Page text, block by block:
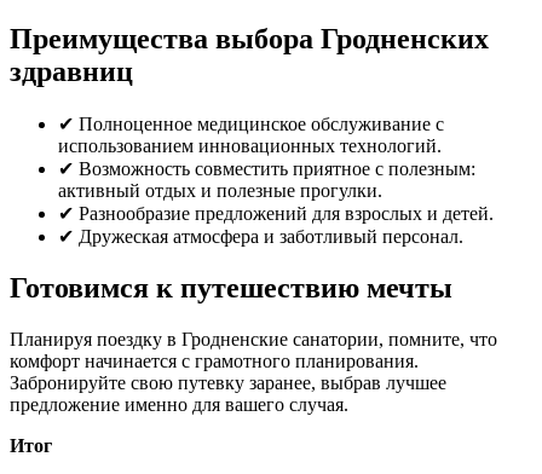
Преимущества выбора Гродненских
здравниц
✔ Полноценное медицинское обслуживание с
использованием инновационных технологий.
✔ Возможность совместить приятное с полезным:
активный отдых и полезные прогулки.
✔ Разнообразие предложений для взрослых и детей.
✔ Дружеская атмосфера и заботливый персонал.
Готовимся к путешествию мечты
Планируя поездку в Гродненские санатории, помните, что
комфорт начинается с грамотного планирования.
Забронируйте свою путевку заранее, выбрав лучшее
предложение именно для вашего случая.
Итог